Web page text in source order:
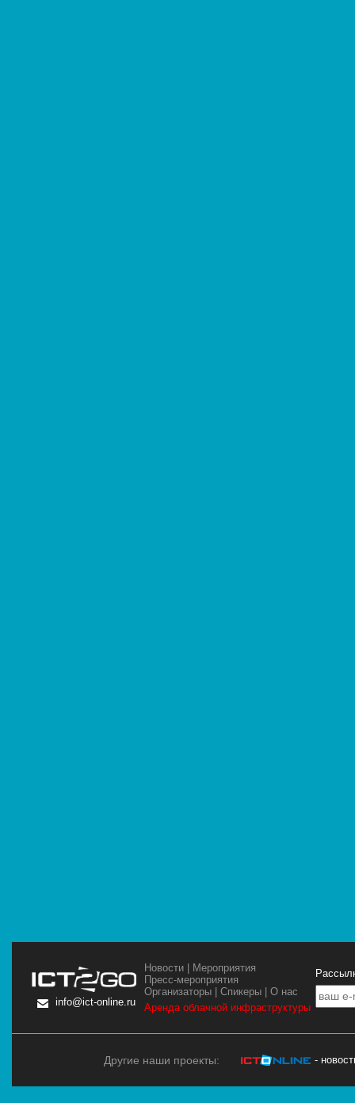
info@ict-online.ru
Новости | Мероприятия
Пресс-мероприятия
Организаторы |Спикеры |О нас
Аренда облачной инфраструктуры
Другие наши проекты: -